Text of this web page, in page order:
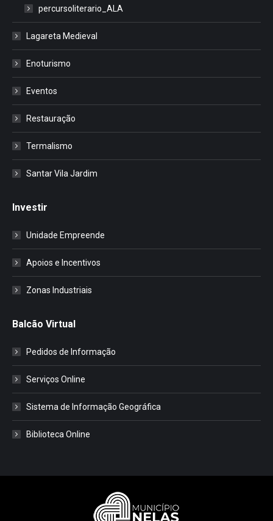
percursoliterario_ALA
Lagareta Medieval
Enoturismo
Eventos
Restauração
Termalismo
Santar Vila Jardim
Investir
Unidade Empreende
Apoios e Incentivos
Zonas Industriais
Balcão Virtual
Pedidos de Informação
Serviços Online
Sistema de Informação Geográfica
Biblioteca Online